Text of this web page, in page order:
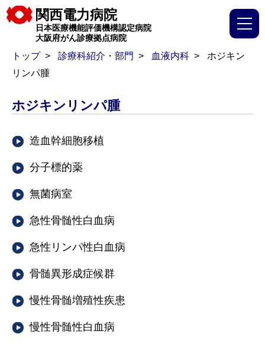
関西電力病院
日本医療機能評価機構認定病院
大阪府がん診療拠点病院
トップ 診療科紹介・部門 血液内科
ホジキン
リンパ腫
ホジキンリンパ腫
造血幹細胞移植
分子標的薬
無菌病室
急性骨髄性白血病
急性リンパ性白血病
骨髄異形成症候群
慢性骨髄増殖性疾患
慢性骨髄性白血病